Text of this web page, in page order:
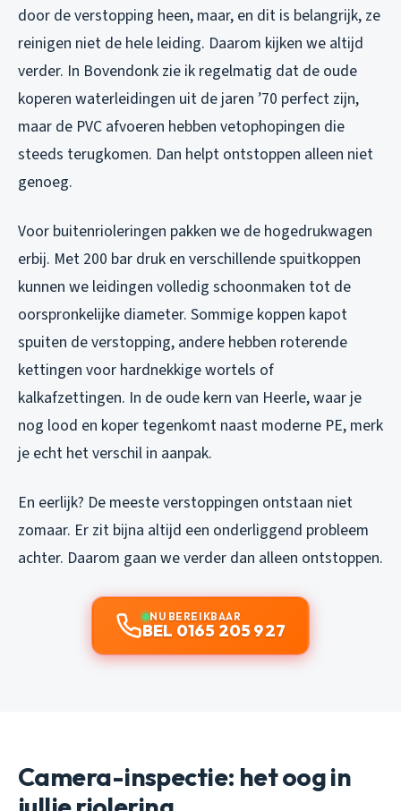
door de verstopping heen, maar, en dit is belangrijk, ze
reinigen niet de hele leiding. Daarom kijken we altijd
verder. In Bovendonk zie ik regelmatig dat de oude
koperen waterleidingen uit de jaren ’70 perfect zijn,
maar de PVC afvoeren hebben vetophopingen die
steeds terugkomen. Dan helpt ontstoppen alleen niet
genoeg.
Voor buitenrioleringen pakken we de hogedrukwagen
erbij. Met 200 bar druk en verschillende spuitkoppen
kunnen we leidingen volledig schoonmaken tot de
oorspronkelijke diameter. Sommige koppen kapot
spuiten de verstopping, andere hebben roterende
kettingen voor hardnekkige wortels of
kalkafzettingen. In de oude kern van Heerle, waar je
nog lood en koper tegenkomt naast moderne PE, merk
je echt het verschil in aanpak.
En eerlijk? De meeste verstoppingen ontstaan niet
zomaar. Er zit bijna altijd een onderliggend probleem
achter. Daarom gaan we verder dan alleen ontstoppen.
NU BEREIKBAAR
BEL 0165 205 927
Camera-inspectie: het oog in